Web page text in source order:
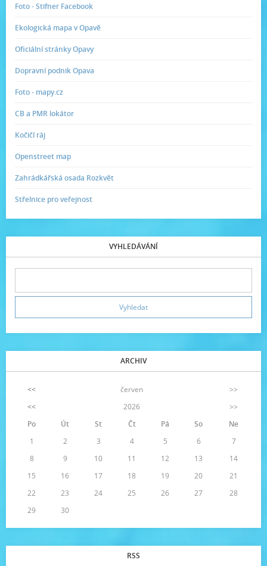
Foto - Stifner Facebook
Ekologická mapa v Opavě
Oficiální stránky Opavy
Dopravní podnik Opava
Foto - mapy.cz
CB a PMR lokátor
Kočičí ráj
Openstreet map
Zahrádkářská osada Rozkvět
Střelnice pro veřejnost
VYHLEDÁVÁNÍ
ARCHIV
<< červen
>>
<<
2026
>>
Po
Út St Čt Pá So
Ne
1
2 3 4 5 6
7
8
9 10 11 12 13
14
15
16 17 18 19 20
21
22
23 24 25 26 27
28
29
30
RSS